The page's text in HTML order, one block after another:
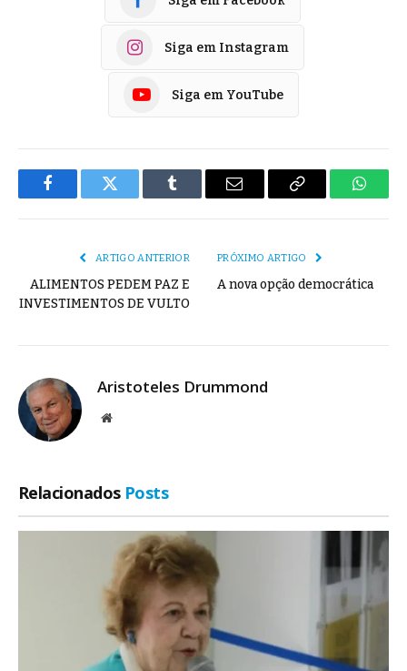
Siga em Instagram
Siga em YouTube
FacebookTwitter Tumblr
E-
Copiar
ARTIGO ANTERIOR
ALIMENTOS PEDEM PAZ E
INVESTIMENTOS DE VULTO
PRÓXIMO ARTIGO
A nova opção democrática
Aristoteles Drummond
Site
Relacionados Posts